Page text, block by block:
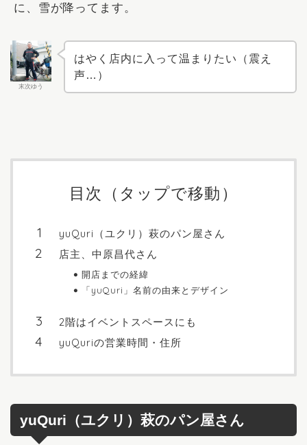
に、雪が降ってます。
末次ゆう
はやく店内に入って温まりたい（震え
声…）
目次（タップで移動）
yuQuri（ユクリ）萩のパン屋さん
店主、中原昌代さん
開店までの経緯
「yuQuri」名前の由来とデザイン
2階はイベントスペースにも
yuQuriの営業時間・住所
yuQuri（ユクリ）萩のパン屋さん